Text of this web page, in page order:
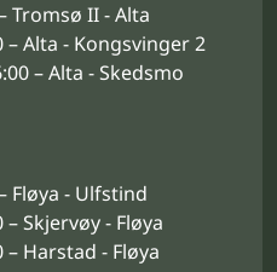
Tromsø II - Alta
– Alta - Kongsvinger 2
– Alta - Skedsmo
Fløya - Ulfstind
Skjervøy - Fløya
Harstad - Fløya